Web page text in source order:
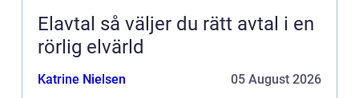
Elavtal så väljer du rätt avtal i en
rörlig elvärld
Katrine Nielsen 05 August 2026